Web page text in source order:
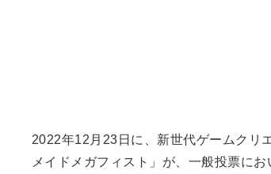
2022年12月23日に、新世代ゲームクリ
メイドメガフィスト」が、一般投票にお